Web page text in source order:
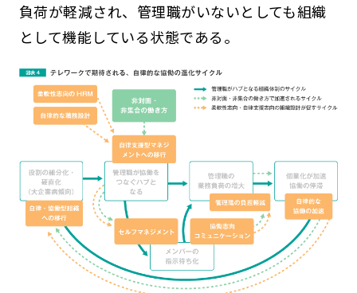
負荷が軽減され、管理職がいないとしても組織
として機能している状態である。